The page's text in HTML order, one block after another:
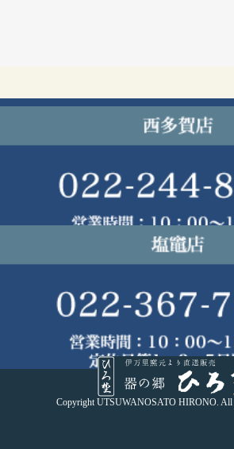
Copyright UTSUWANOSATO HIRONO. All